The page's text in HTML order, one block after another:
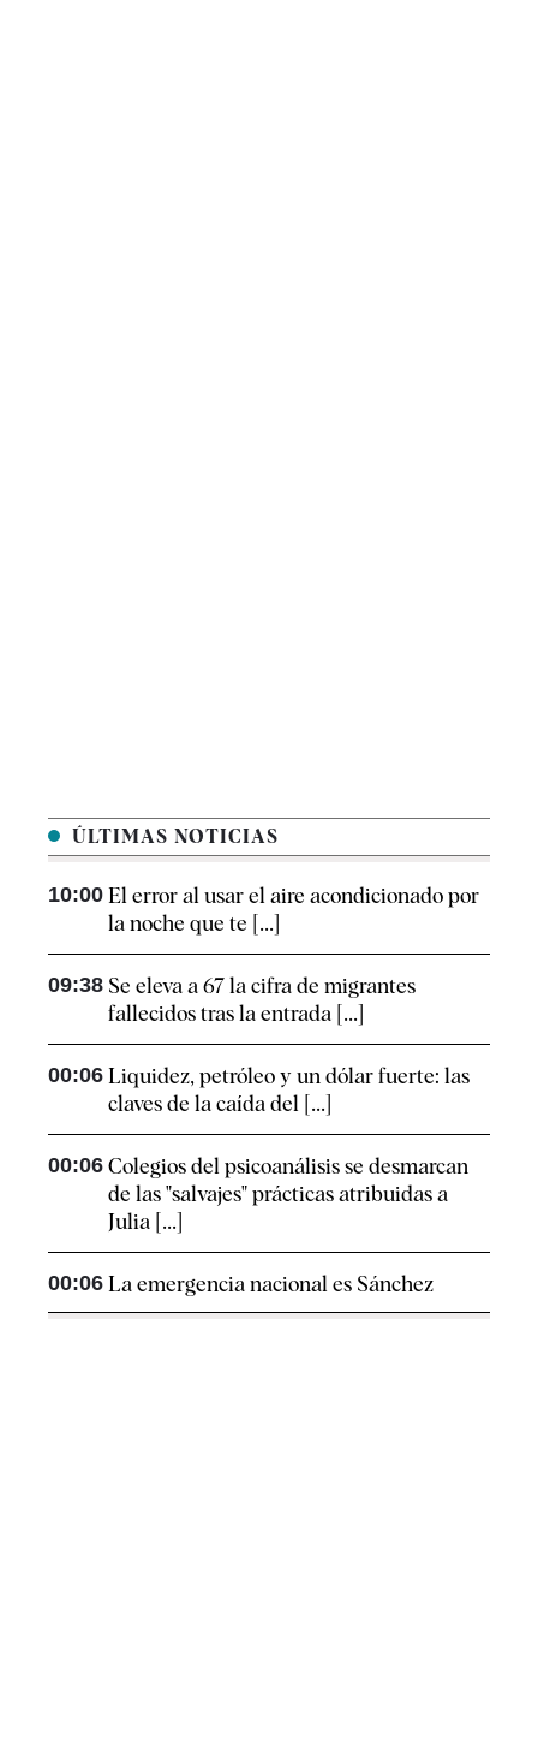
ÚLTIMAS NOTICIAS
10:00 El error al usar el aire acondicionado por
la noche que te [...]
09:38 Se eleva a 67 la cifra de migrantes
fallecidos tras la entrada [...]
00:06 Liquidez, petróleo y un dólar fuerte: las
claves de la caída del [...]
00:06 Colegios del psicoanálisis se desmarcan
de las "salvajes" prácticas atribuidas a
Julia [...]
00:06 La emergencia nacional es Sánchez